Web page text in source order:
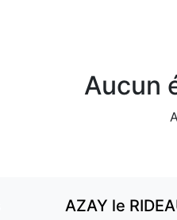
Aucun
AZAY le